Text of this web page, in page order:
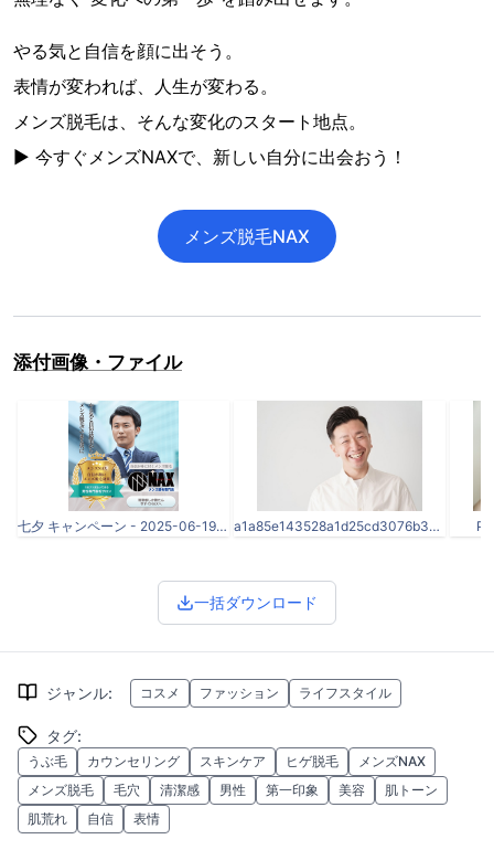
やる気と自信を顔に出そう。
表情が変われば、人生が変わる。
メンズ脱毛は、そんな変化のスタート地点。
▶ 今すぐメンズNAXで、新しい自分に出会おう！
メンズ脱毛NAX
添付画像・ファイル
七夕 キャンペーン - 2025-06-19T183133.101.png a1a85e143528a1d25cd3076b3da5c2f4.jpg
一括ダウンロード
ジャンル: コスメ ファッション ライフスタイル
タグ:
うぶ毛 カウンセリング スキンケア ヒゲ脱毛
メンズNAX
メンズ脱毛
毛穴 清潔感 男性 第一印象 美容
肌トーン
肌荒れ
自信 表情